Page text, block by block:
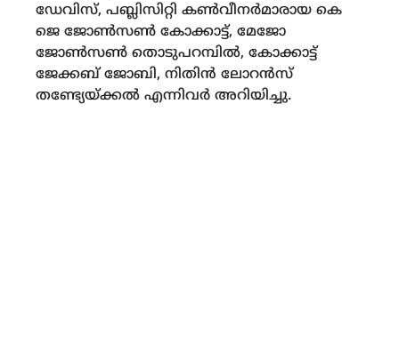
ഡേവിസ്, പബ്ലിസിറ്റി കൺവീനർമാരായ കെ
ജെ ജോൺസൺ കോക്കാട്ട്, മേജോ
ജോൺസൺ തൊടുപറമ്പിൽ, കോക്കാട്ട്
ജേക്കബ് ജോബി, നിതിൻ ലോറൻസ്
തണ്ട്യേയ്ക്കൽ എന്നിവർ അറിയിച്ചു.